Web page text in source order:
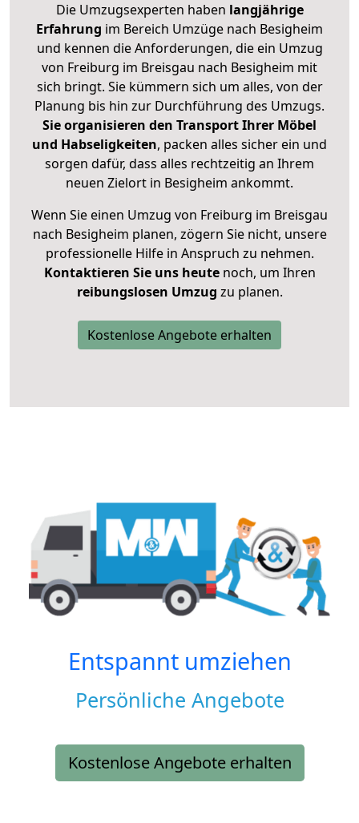
Die Umzugsexperten haben langjährige
Erfahrung im Bereich Umzüge nach Besigheim
und kennen die Anforderungen, die ein Umzug
von Freiburg im Breisgau nach Besigheim mit
sich bringt. Sie kümmern sich um alles, von der
Planung bis hin zur Durchführung des Umzugs.
Sie organisieren den Transport Ihrer Möbel
und Habseligkeiten, packen alles sicher ein und
sorgen dafür, dass alles rechtzeitig an Ihrem
neuen Zielort in Besigheim ankommt.
Wenn Sie einen Umzug von Freiburg im Breisgau
nach Besigheim planen, zögern Sie nicht, unsere
professionelle Hilfe in Anspruch zu nehmen.
Kontaktieren Sie uns heutenoch, um Ihren
reibungslosen Umzug zu planen.
Kostenlose Angebote erhalten
Entspannt umziehen
Persönliche Angebote
Kostenlose Angebote erhalten